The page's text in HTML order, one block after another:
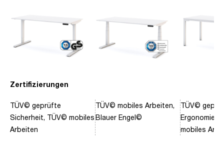
Zertifizierungen
TÜV© geprüfte
Sicherheit, TÜV© mobiles
Arbeiten
TÜV© mobiles Arbeiten,
Blauer Engel©
TÜV©
Ergonomie,
mobiles